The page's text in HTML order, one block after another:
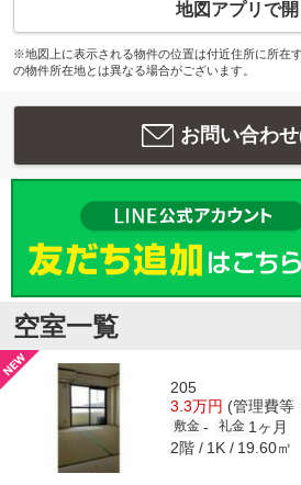
地図アプリで開
※地図上に表示される物件の位置は付近住所に所在
の物件所在地とは異なる場合がございます。
お問い合わ
空室一覧
205
3.3万円 (管理費等
敷金 - 礼金 1ヶ月
2階 1K 19.60㎡